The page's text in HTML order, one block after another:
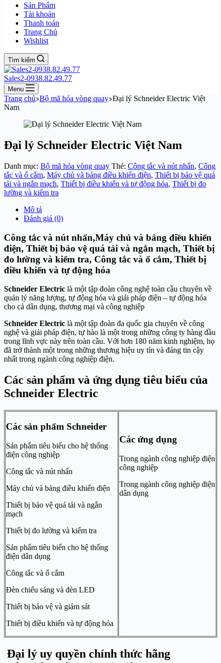
Sản Phẩm
Tài khoản
Thanh toán
Trang Chủ
Wishlist
Tìm kiếm
Sales2-0938.82.49.77
Menu
Trang chủ Bộ mã hóa vòng quay Đại lý Schneider Electric Việt
Nam
Đại lý Schneider Electric Việt Nam
Danh mục: Bộ mã hóa vòng quay Thẻ: Công tắc và nút nhấn, Công
tắc và ổ cắm, Máy chủ và bảng điều khiển điện, Thiết bị bảo vệ quá
tải và ngắn mạch, Thiết bị điều khiển và tự động hóa, Thiết bị đo
lường và kiểm tra
Mô tả
Đánh giá (0)
Công tắc và nút nhấn,Máy chủ và bảng điều khiển
điện, Thiết bị bảo vệ quá tải và ngắn mạch, Thiết bị
đo lường và kiểm tra, Công tắc và ổ cắm, Thiết bị
điều khiển và tự động hóa
Schneider Electric là một tập đoàn công nghệ toàn cầu chuyên về
quản lý năng lượng, tự động hóa và giải pháp điện – tự động hóa
cho cả dân dụng, thương mại và công nghiệp
Schneider Electric là một tập đoàn đa quốc gia chuyên về công
nghệ và giải pháp điện, tự hào là một trong những công ty hàng đầu
trong lĩnh vực này trên toàn cầu. Với hơn 180 năm kinh nghiệm, họ
đã trở thành một trong những thương hiệu uy tín và đáng tin cậy
nhất trong ngành công nghiệp điện.
Các sản phẩm và ứng dụng tiêu biểu của
Schneider Electric
Các sản phẩm Schneider
Sản phẩm tiêu biểu cho hệ thống
điện công nghiệp
Công tắc và nút nhấn
Máy chủ và bảng điều khiển điện
Thiết bị bảo vệ quá tải và ngắn
mạch
Thiết bị đo lường và kiểm tra
Sản phẩm tiêu biển cho hệ thống
điện dân dụng
Công tắc và ổ cắm
Đèn chiếu sáng và đèn LED
Thiết bị bảo vệ và giám sát
Thiết bị điều khiển và tự động hóa
Các ứng dụng
Trong ngành công nghiệp điện
công nghiệp
Trong ngành công nghiệp điện
dân dụng
Đại lý uy quyền chính thức hãng